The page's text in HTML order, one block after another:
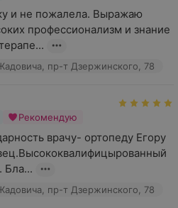
и не пожалела. Выражаю
профессионализм и знание
пр-т Дзержинского, 78
Рекомендую
врачу- ортопеду Егору
Бла...
пр-т Дзержинского, 78